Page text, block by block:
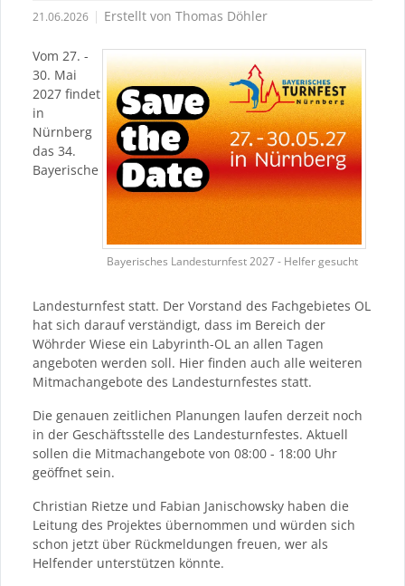
21.06.2026 Erstellt von Thomas Döhler
Bayerisches Landesturnfest 2027 - Helfer gesucht
Vom 27. -
30. Mai
2027 findet
in
Nürnberg
das 34.
Bayerische
Landesturnfest statt. Der Vorstand des Fachgebietes OL
hat sich darauf verständigt, dass im Bereich der
Wöhrder Wiese ein Labyrinth-OL an allen Tagen
angeboten werden soll. Hier finden auch alle weiteren
Mitmachangebote des Landesturnfestes statt.
Die genauen zeitlichen Planungen laufen derzeit noch
in der Geschäftsstelle des Landesturnfestes. Aktuell
sollen die Mitmachangebote von 08:00 - 18:00 Uhr
geöffnet sein.
Christian Rietze und Fabian Janischowsky haben die
Leitung des Projektes übernommen und würden sich
schon jetzt über Rückmeldungen freuen, wer als
Helfender unterstützen könnte.